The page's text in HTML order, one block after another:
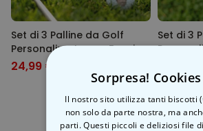
12,99 €19,99 €
Personalizzabile
Personalizzato Pizzeria
Viso
44,99 €
Set di 3 Palline da Golf
Personalizzate con Faccia
24,99 €
Set di 3
Sorpresa!
Il nostro sito utilizza tanti biscotti
non solo da parte nostra, ma
parti. Questi piccoli e deliziosi file